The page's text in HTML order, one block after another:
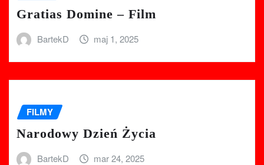
Gratias Domine – Film
BartekD maj 1, 2025
FILMY
Narodowy Dzień Życia
BartekD mar 24, 2025